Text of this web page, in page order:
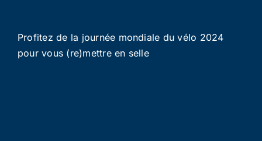
Profitez de la journée mondiale du vélo 2024
pour vous (re)mettre en selle